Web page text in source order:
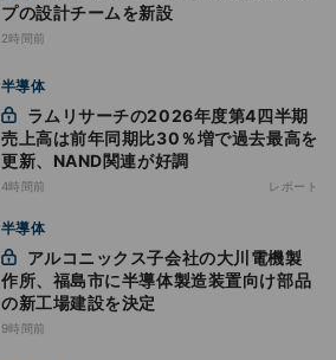
プの設計チームを新設
2時間前
半導体
売上高は前年同期比30％増で過去最高を
更新、NAND関連が好調
4時間前 レポート
半導体
作所、福島市に半導体製造装置向け部品
の新工場建設を決定
9時間前